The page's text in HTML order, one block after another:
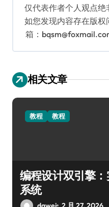
仅代表作者个人观点绝
如您发现内容存在版
箱：
相关文章
教程 教程
编程设计双引擎
系统